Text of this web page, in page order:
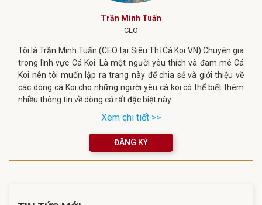
Trần Minh Tuấn
CEO
Tôi là Trần Minh Tuấn (CEO tại Siêu Thị Cá Koi VN) Chuyên gia
trong lĩnh vực Cá Koi. Là một người yêu thích và đam mê Cá
Koi nên tôi muốn lập ra trang này để chia sẻ và giới thiệu về
các dòng cá Koi cho những người yêu cá koi có thể biết thêm
nhiều thông tin về dòng cá rất đặc biệt này
Xem chi tiết >>
ĐĂNG KÝ